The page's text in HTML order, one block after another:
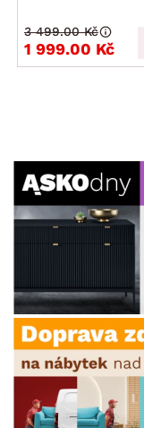
1 999.00 Kč
3 499.00 Kč